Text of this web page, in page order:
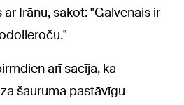
Irānu, sakot: "Galvenais ir
arī sacīja, ka
šauruma pastāvīgu